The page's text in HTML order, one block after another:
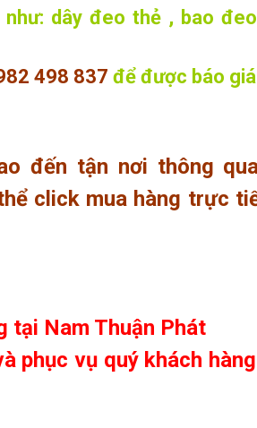
dây đeo thẻ , bao
498 837 để được báo
đến tận nơi thông
click mua hàng trực
tại Nam Thuận Phát
phục vụ quý khách